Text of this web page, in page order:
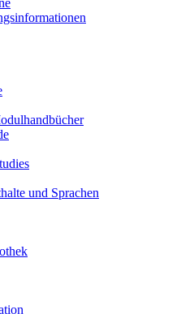
und Sprachen